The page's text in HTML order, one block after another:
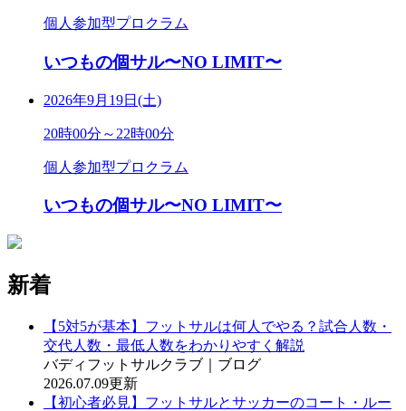
個人参加型プロクラム
いつもの個サル〜NO LIMIT〜
2026年9月19日(土)
20時00分～22時00分
個人参加型プロクラム
いつもの個サル〜NO LIMIT〜
新着
【5対5が基本】フットサルは何人でやる？試合人数・
交代人数・最低人数をわかりやすく解説
バディフットサルクラブ｜ブログ
2026.07.09更新
【初心者必見】フットサルとサッカーのコート・ルー